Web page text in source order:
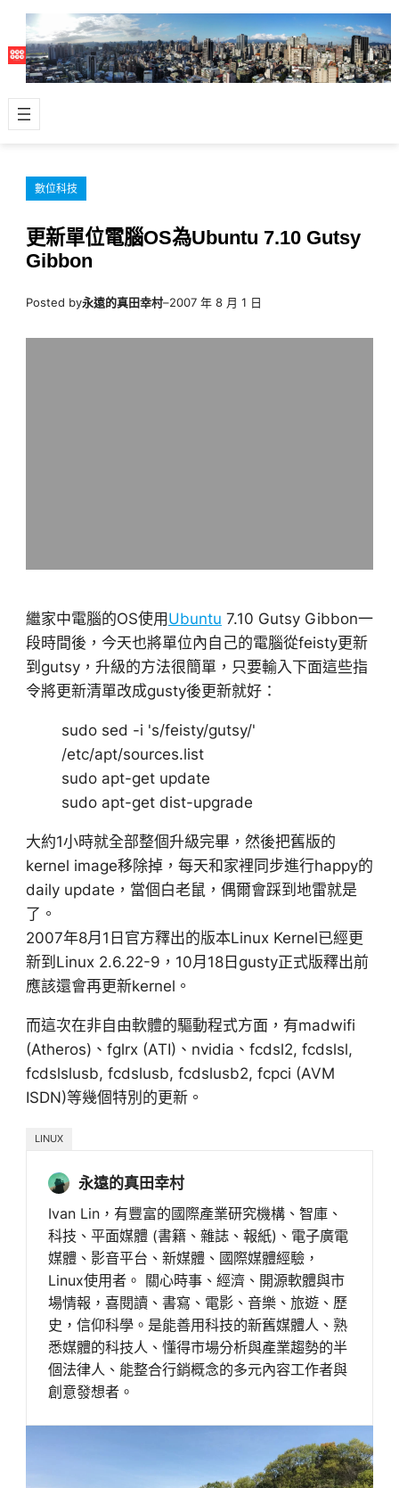
主
容
數位科技
更新單位電腦OS為Ubuntu 7.10 Gutsy
Gibbon
Posted by永遠的真田幸村–2007 年 8 月 1 日
繼家中電腦的OS使用Ubuntu 7.10 Gutsy Gibbon一
段時間後，今天也將單位內自己的電腦從feisty更新
到gutsy，升級的方法很簡單，只要輸入下面這些指
令將更新清單改成gusty後更新就好：
sudo sed -i 's/feisty/gutsy/'
/etc/apt/sources.list
sudo apt-get update
sudo apt-get dist-upgrade
大約1小時就全部整個升級完畢，然後把舊版的
kernel image移除掉，每天和家裡同步進行happy的
daily update，當個白老鼠，偶爾會踩到地雷就是
了。
2007年8月1日官方釋出的版本Linux Kernel已經更
新到Linux 2.6.22-9，10月18日gusty正式版釋出前
應該還會再更新kernel。
而這次在非自由軟體的驅動程式方面，有madwifi
(Atheros)、fglrx (ATI)、nvidia、fcdsl2, fcdslsl,
fcdslslusb, fcdslusb, fcdslusb2, fcpci (AVM
ISDN)等幾個特別的更新。
LINUX
永遠的真田幸村
Ivan Lin，有豐富的國際產業研究機構、智庫、
科技、平面媒體 (書籍、雜誌、報紙)、電子廣電
媒體、影音平台、新媒體、國際媒體經驗，
Linux使用者。 關心時事、經濟、開源軟體與市
場情報，喜閱讀、書寫、電影、音樂、旅遊、歷
史，信仰科學。是能善用科技的新舊媒體人、熟
悉媒體的科技人、懂得市場分析與產業趨勢的半
個法律人、能整合行銷概念的多元內容工作者與
創意發想者。